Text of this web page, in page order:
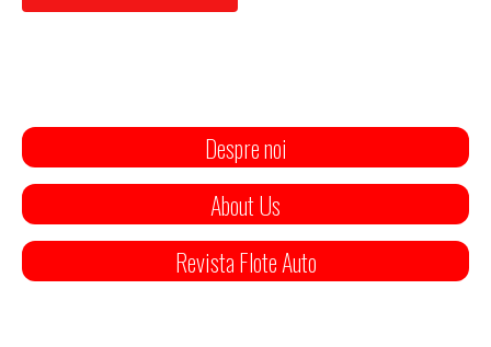
Despre noi
About Us
Revista Flote Auto